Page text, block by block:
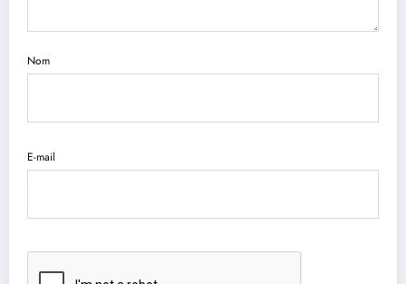
Nom
E-mail